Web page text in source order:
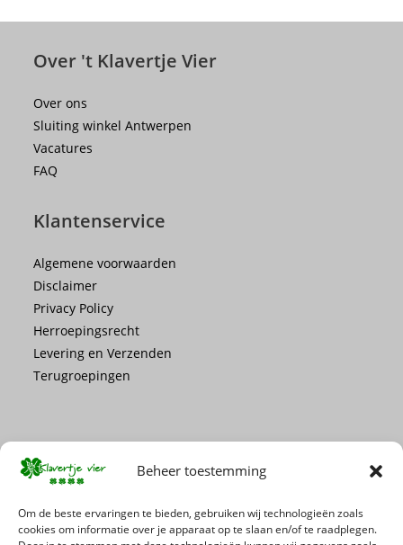
Beheer toestemming
Om de beste ervaringen te bieden, gebruiken wij technologieën zoals
cookies om informatie over je apparaat op te slaan en/of te raadplegen.
Over 't Klavertje Vier
Over ons
Sluiting winkel Antwerpen
Vacatures
FAQ
Klantenservice
Algemene voorwaarden
Disclaimer
Privacy Policy
Herroepingsrecht
Levering en Verzenden
Terugroepingen
Mis geen enkele actie of promotie!